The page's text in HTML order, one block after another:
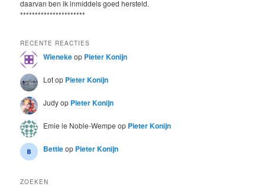
daarvan ben ik inmiddels goed hersteld.
**********************
RECENTE REACTIES
Wienekeop Pieter Konijn
Lotop Pieter Konijn
Judyop Pieter Konijn
Emie le Noble-Wempe op Pieter Konijn
Bettieop Pieter Konijn
ZOEKEN